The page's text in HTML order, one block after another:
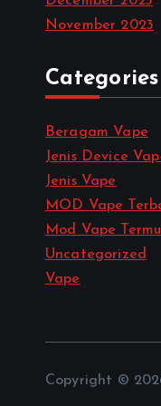
November 2023
Categories
Beragam Vape
Jenis Device
Jenis Vape
MOD Vape
Mod Vape
Uncategorized
Vape
Copyright ©